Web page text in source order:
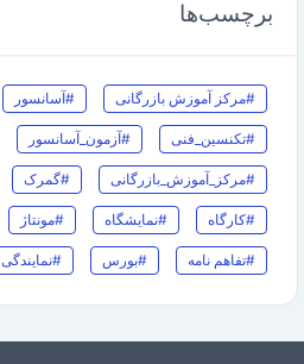
برچسب‌ها
#مرکز آموزش بازرگانی #آسانسور
#تکنسین_فنی #آزمون_آسانسور
#مرکز_آموزش_بازرگانی #گمرک
#کارگاه #نمایشگاه #مونتاژ
#تفاهم نامه #بورس #نمایندگی